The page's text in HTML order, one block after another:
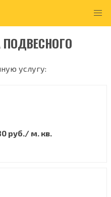
услугу:
руб./ м. кв.